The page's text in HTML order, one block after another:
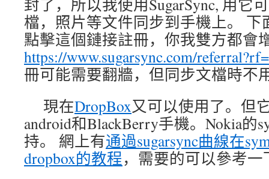
封了，所以我使用SugarSync, 用它
檔，照片等文件同步到手機上。
點擊這個鏈接註冊，你我雙方都會
https://www.sugarsync.com/
冊可能需要翻牆，但同步文檔時不
現在DropBox又可以使用了。但
android和BlackBerry手機。Nokia的
持。 網上有通過sugarsync曲線在
dropbox的教程，需要的可以參考一